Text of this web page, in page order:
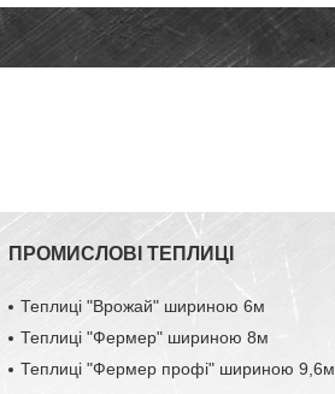
ПРОМИСЛОВІ ТЕПЛИЦІ
Теплиці "Врожай" шириною 6м
Теплиці "Фермер" шириною 8м
Теплиці "Фермер профі" шириною 9,6м